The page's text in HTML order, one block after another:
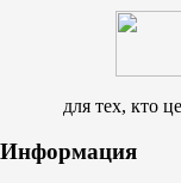
для тех, кто
Информация